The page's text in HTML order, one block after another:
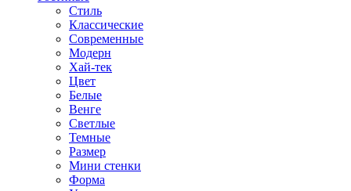
Стиль
Классические
Современные
Модерн
Хай-тек
Цвет
Белые
Венге
Светлые
Темные
Размер
Мини стенки
Форма